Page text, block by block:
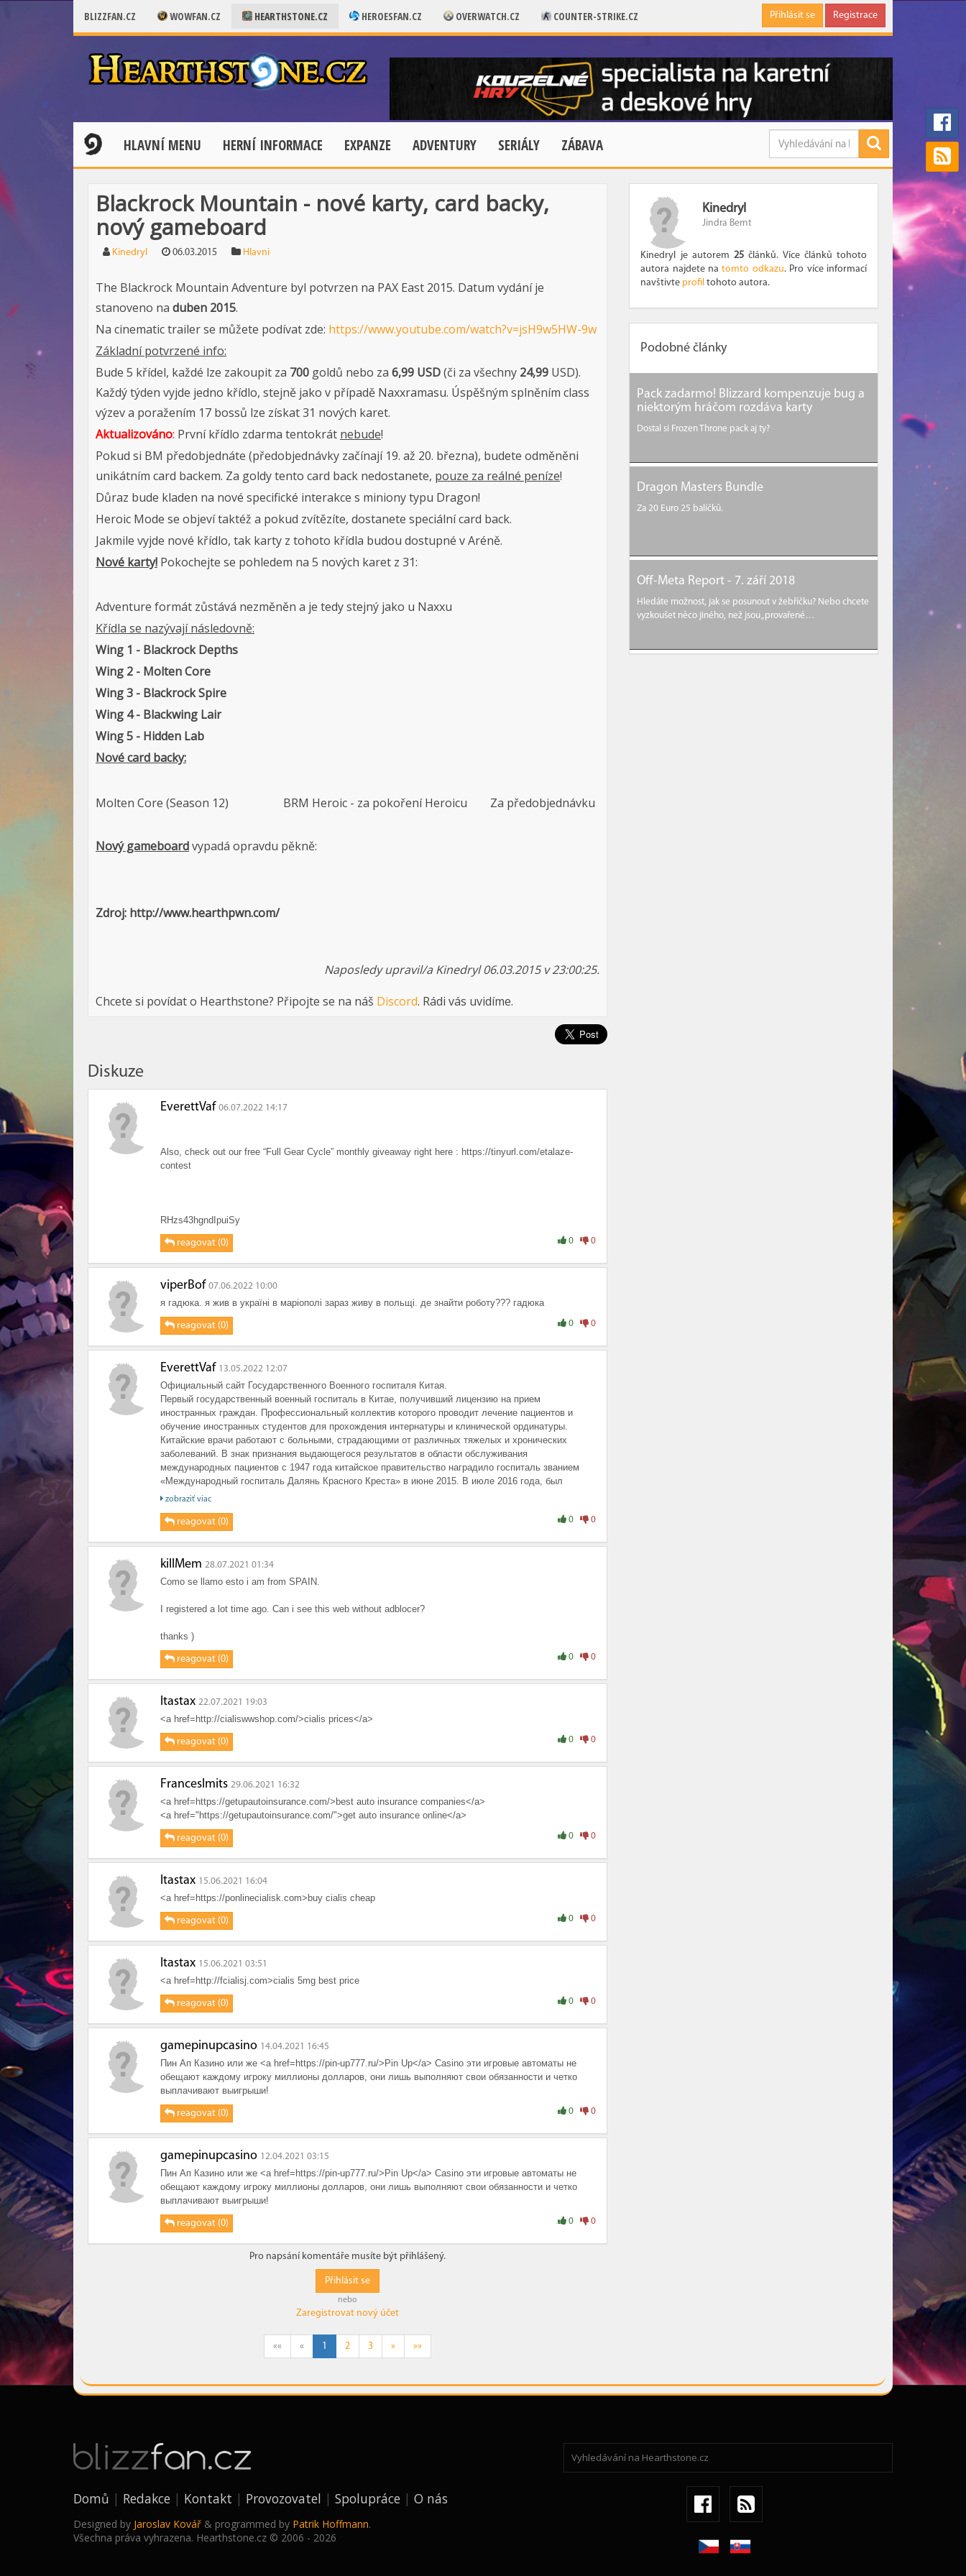
BLIZZFAN.CZ WOWFAN.CZ HEARTHSTONE.CZ HEROESFAN.CZ OVERWATCH.CZ COUNTER-STRIKE.CZ Přihlásit se Registrace
HLAVNÍ MENU HERNÍ INFORMACE EXPANZE ADVENTURY SERIÁLY ZÁBAVA
Blackrock Mountain - nové karty, card backy,
nový gameboard
Kinedryl 06.03.2015 Hlavni
The Blackrock Mountain Adventure byl potvrzen na PAX East 2015. Datum vydání je
stanoveno na duben 2015.
Na cinematic trailer se můžete podívat zde: https://www.youtube.com/watch?v=jsH9w5HW-9w
Základní potvrzené info:
Bude 5 křídel, každé lze zakoupit za 700 goldů nebo za 6,99 USD(či za všechny 24,99 USD).
Každý týden vyjde jedno křídlo, stejně jako v případě Naxxramasu. Úspěšným splněním class
výzev a poražením 17 bossů lze získat 31 nových karet.
Aktualizováno: První křídlo zdarma tentokrát nebude!
Pokud si BM předobjednáte (předobjednávky začínají 19. až 20. března), budete odměněni
unikátním card backem. Za goldy tento card back nedostanete, pouze za reálné peníze!
Důraz bude kladen na nové specifické interakce s miniony typu Dragon!
Heroic Mode se objeví taktéž a pokud zvítězíte, dostanete speciální card back.
Jakmile vyjde nové křídlo, tak karty z tohoto křídla budou dostupné v Aréně.
Nové karty! Pokochejte se pohledem na 5 nových karet z 31:
Adventure formát zůstává nezměněn a je tedy stejný jako u Naxxu
Křídla se nazývají následovně:
Wing 1 - Blackrock Depths
Wing 2 - Molten Core
Wing 3 - Blackrock Spire
Wing 4 - Blackwing Lair
Wing 5 - Hidden Lab
Nové card backy:
Molten Core (Season 12) BRM Heroic - za pokoření Heroicu Za předobjednávku
Nový gameboardvypadá opravdu pěkně:
Zdroj: http://www.hearthpwn.com/
Naposledy upravil/a Kinedryl 06.03.2015 v 23:00:25.
Chcete si povídat o Hearthstone? Připojte se na náš Discord. Rádi vás uvidíme.
Kinedryl
Jindra Bernt
Kinedryl je autorem25 článků. Více článků tohoto
autora najdete natomto odkazu. Pro více informací
navštivte profil tohoto autora.
Podobné články
Pack zadarmo! Blizzard kompenzuje bug a
niektorým hráčom rozdáva karty
Dostal si Frozen Throne pack aj ty?
Dragon Masters Bundle
Za 20 Euro 25 balíčků.
Off-Meta Report - 7. září 2018
Hledáte možnost, jak se posunout v žebříčku? Nebo chcete
vyzkoušet něco jiného, než jsou „provařené…
Diskuze
EverettVaf 06.07.2022 14:17
Also, check out our free “Full Gear Cycle” monthly giveaway right here : https://tinyurl.com/etalaze-
contest
RHzs43hgndIpuiSy
reagovat (0) 0 0
viperBof 07.06.2022 10:00
я гадюка. я жив в україні в маріополі зараз живу в польщі. де знайти роботу??? гадюка
reagovat (0) 0 0
EverettVaf 13.05.2022 12:07
Официальный сайт Государственного Военного госпиталя Китая.
Первый государственный военный госпиталь в Китае, получивший лицензию на прием
иностранных граждан. Профессиональный коллектив которого проводит лечение пациентов и
обучение иностранных студентов для прохождения интернатуры и клинической ординатуры.
Китайские врачи работают с больными, страдающими от различных тяжелых и хронических
заболеваний. В знак признания выдающегося результатов в области обслуживания
международных пациентов с 1947 года китайское правительство наградило госпиталь званием
«Международный госпиталь Далянь Красного Креста» в июне 2015. В июле 2016 года, был
получен особый статус — «Международный госпиталь традиционной китайской медицины
программы удаленного лечения, с помощью видео консультации с профессорами и отправки
Рекомендации и назначение плана удаленного <a href=https://medchina.kz/diagnozy/lechenie-
bolezni-behtereva-v-kitae/>Лечение болезни Бехтерева</a>
лечения для иностранных пациентов составляются индивидуально и бесплатно.
RHzs43hgndIpuiSy
zobraziť viac
reagovat (0) 0 0
killMem 28.07.2021 01:34
Como se llamo esto i am from SPAIN.
I registered a lot time ago. Can i see this web without adblocer?
thanks )
reagovat (0) 0 0
Itastax 22.07.2021 19:03
<a href=http://cialiswwshop.com/>cialis prices</a>
reagovat (0) 0 0
FrancesImits 29.06.2021 16:32
<a href=https://getupautoinsurance.com/>best auto insurance companies</a>
<a href="https://getupautoinsurance.com/">get auto insurance online</a>
reagovat (0) 0 0
Itastax 15.06.2021 16:04
<a href=https://ponlinecialisk.com>buy cialis cheap
reagovat (0) 0 0
Itastax 15.06.2021 03:51
<a href=http://fcialisj.com>cialis 5mg best price
reagovat (0) 0 0
gamepinupcasino 14.04.2021 16:45
Пин Ап Казино или же <a href=https://pin-up777.ru/>Pin Up</a> Casino эти игровые автоматы не
обещают каждому игроку миллионы долларов, они лишь выполняют свои обязанности и четко
выплачивают выигрыши!
reagovat (0) 0 0
gamepinupcasino 12.04.2021 03:15
Пин Ап Казино или же <a href=https://pin-up777.ru/>Pin Up</a> Casino эти игровые автоматы не
обещают каждому игроку миллионы долларов, они лишь выполняют свои обязанности и четко
выплачивают выигрыши!
reagovat (0) 0 0
Pro napsání komentáře musíte být přihlášený.
Přihlásit se
nebo
Zaregistrovat nový účet
«« « 1 2 3 » »»
Domů Redakce Kontakt Provozovatel Spolupráce O nás
Designed by Jaroslav Kovář & programmed by Patrik Hoffmann.
Všechna práva vyhrazena. Hearthstone.cz © 2006 - 2026